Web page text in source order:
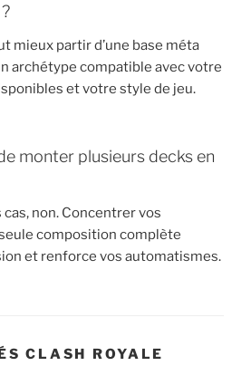
mieux partir d’une base méta
archétype compatible avec votre
et votre style de jeu.
monter plusieurs decks en
non. Concentrer vos
composition complète
et renforce vos automatismes.
CLASH ROYALE